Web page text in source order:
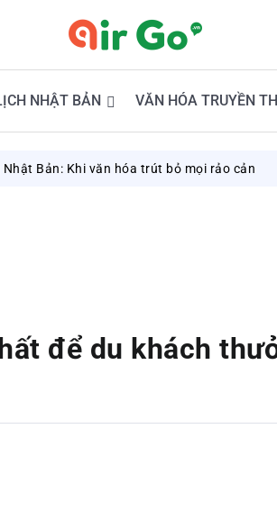
NHẬT BẢN VĂN HÓA TRUYỀN
hóa trút bỏ mọi rảo cản August 8,
để du khách